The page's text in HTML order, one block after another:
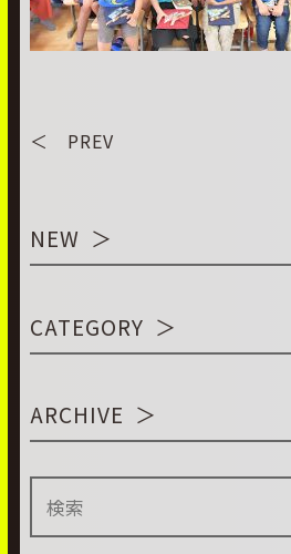
＜ PREV
NEW
CATEGORY
ARCHIVE